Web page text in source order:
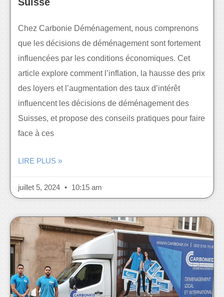
Chez Carbonie Déménagement, nous comprenons
que les décisions de déménagement sont fortement
influencées par les conditions économiques. Cet
article explore comment l’inflation, la hausse des prix
des loyers et l’augmentation des taux d’intérêt
influencent les décisions de déménagement des
Suisses, et propose des conseils pratiques pour faire
face à ces
LIRE PLUS »
juillet 5, 2024 10:15 am